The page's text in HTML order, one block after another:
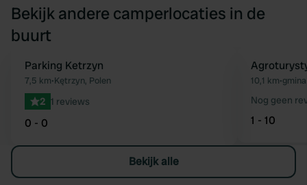
Bekijk andere camperlocaties in de
buurt
Favoriet
Parking Ketrzyn
7,5 km•Kętrzyn, Polen
2 1 reviews
0 - 0
10,1 km•
Nog geen
1 - 10
Bekijk alle